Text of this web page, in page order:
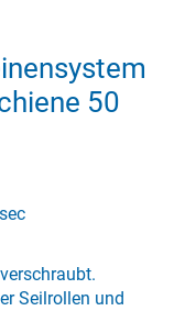
50
Seilrollen und